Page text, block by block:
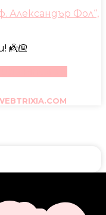
Александър Фол“,
👼🏼